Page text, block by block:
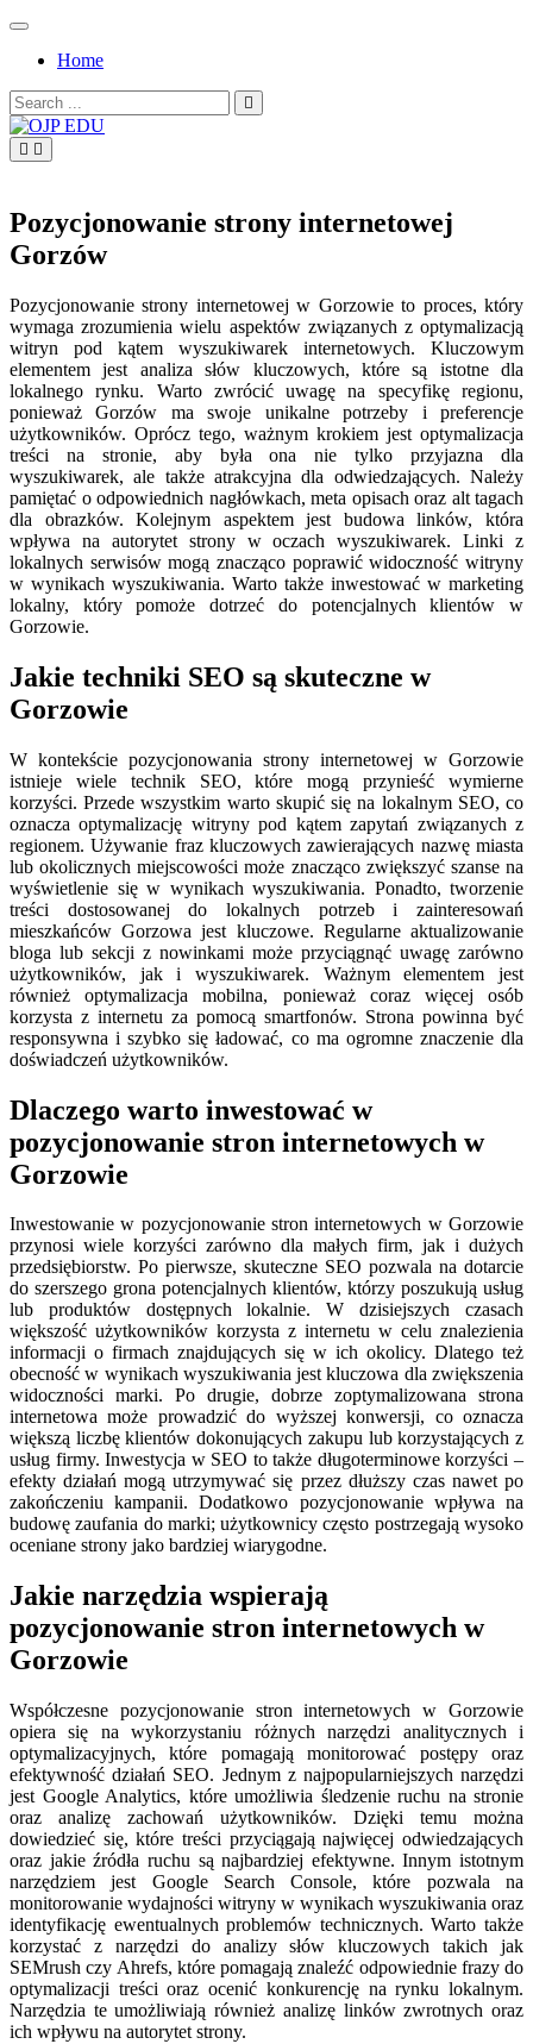
Skip
contentHome
Search
for:
Pozycjonowanie strony internetowej
Gorzów
Pozycjonowanie strony internetowej w Gorzowie to proces, który
wymaga zrozumienia wielu aspektów związanych z optymalizacją
witryn pod kątem wyszukiwarek internetowych. Kluczowym
elementem jest analiza słów kluczowych, które są istotne dla
lokalnego rynku. Warto zwrócić uwagę na specyfikę regionu,
ponieważ Gorzów ma swoje unikalne potrzeby i preferencje
użytkowników. Oprócz tego, ważnym krokiem jest optymalizacja
treści na stronie, aby była ona nie tylko przyjazna dla
wyszukiwarek, ale także atrakcyjna dla odwiedzających. Należy
pamiętać o odpowiednich nagłówkach, meta opisach oraz alt tagach
dla obrazków. Kolejnym aspektem jest budowa linków, która
wpływa na autorytet strony w oczach wyszukiwarek. Linki z
lokalnych serwisów mogą znacząco poprawić widoczność witryny
w wynikach wyszukiwania. Warto także inwestować w marketing
lokalny, który pomoże dotrzeć do potencjalnych klientów w
Gorzowie.
Jakie techniki SEO są skuteczne w
Gorzowie
W kontekście pozycjonowania strony internetowej w Gorzowie
istnieje wiele technik SEO, które mogą przynieść wymierne
korzyści. Przede wszystkim warto skupić się na lokalnym SEO, co
oznacza optymalizację witryny pod kątem zapytań związanych z
regionem. Używanie fraz kluczowych zawierających nazwę miasta
lub okolicznych miejscowości może znacząco zwiększyć szanse na
wyświetlenie się w wynikach wyszukiwania. Ponadto, tworzenie
treści dostosowanej do lokalnych potrzeb i zainteresowań
mieszkańców Gorzowa jest kluczowe. Regularne aktualizowanie
bloga lub sekcji z nowinkami może przyciągnąć uwagę zarówno
użytkowników, jak i wyszukiwarek. Ważnym elementem jest
również optymalizacja mobilna, ponieważ coraz więcej osób
korzysta z internetu za pomocą smartfonów. Strona powinna być
responsywna i szybko się ładować, co ma ogromne znaczenie dla
doświadczeń użytkowników.
Dlaczego warto inwestować w
pozycjonowanie stron internetowych w
Gorzowie
Inwestowanie w pozycjonowanie stron internetowych w Gorzowie
przynosi wiele korzyści zarówno dla małych firm, jak i dużych
przedsiębiorstw. Po pierwsze, skuteczne SEO pozwala na dotarcie
do szerszego grona potencjalnych klientów, którzy poszukują usług
lub produktów dostępnych lokalnie. W dzisiejszych czasach
większość użytkowników korzysta z internetu w celu znalezienia
informacji o firmach znajdujących się w ich okolicy. Dlatego też
obecność w wynikach wyszukiwania jest kluczowa dla zwiększenia
widoczności marki. Po drugie, dobrze zoptymalizowana strona
internetowa może prowadzić do wyższej konwersji, co oznacza
większą liczbę klientów dokonujących zakupu lub korzystających z
usług firmy. Inwestycja w SEO to także długoterminowe korzyści –
efekty działań mogą utrzymywać się przez dłuższy czas nawet po
zakończeniu kampanii. Dodatkowo pozycjonowanie wpływa na
budowę zaufania do marki; użytkownicy często postrzegają wysoko
oceniane strony jako bardziej wiarygodne.
Jakie narzędzia wspierają
pozycjonowanie stron internetowych w
Gorzowie
Współczesne pozycjonowanie stron internetowych w Gorzowie
opiera się na wykorzystaniu różnych narzędzi analitycznych i
optymalizacyjnych, które pomagają monitorować postępy oraz
efektywność działań SEO. Jednym z najpopularniejszych narzędzi
jest Google Analytics, które umożliwia śledzenie ruchu na stronie
oraz analizę zachowań użytkowników. Dzięki temu można
dowiedzieć się, które treści przyciągają najwięcej odwiedzających
oraz jakie źródła ruchu są najbardziej efektywne. Innym istotnym
narzędziem jest Google Search Console, które pozwala na
monitorowanie wydajności witryny w wynikach wyszukiwania oraz
identyfikację ewentualnych problemów technicznych. Warto także
korzystać z narzędzi do analizy słów kluczowych takich jak
SEMrush czy Ahrefs, które pomagają znaleźć odpowiednie frazy do
optymalizacji treści oraz ocenić konkurencję na rynku lokalnym.
Narzędzia te umożliwiają również analizę linków zwrotnych oraz
ich wpływu na autorytet strony.